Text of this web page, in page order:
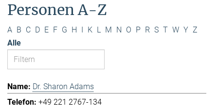
Personen A-Z
A B C D E F G H I K L M N O P R S T W Y Z
Alle
Dr. Sharon Adams
+49 221 2767-134